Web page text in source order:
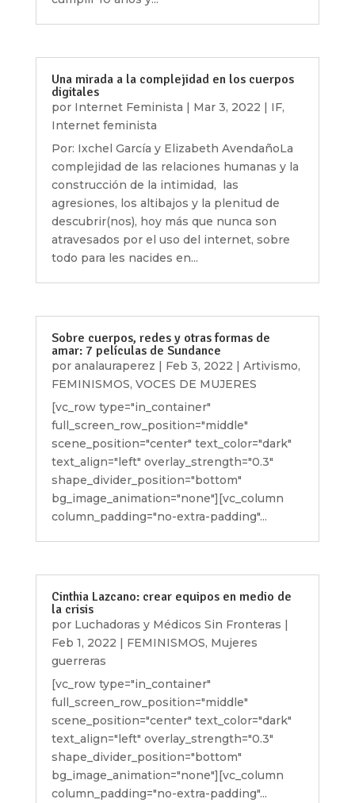
Una mirada a la complejidad en los cuerpos
digitales
por Internet Feminista | Mar 3, 2022 | IF,
Internet feminista
Por: Ixchel García y Elizabeth AvendañoLa
complejidad de las relaciones humanas y la
construcción de la intimidad, las
agresiones, los altibajos y la plenitud de
descubrir(nos), hoy más que nunca son
atravesados por el uso del internet, sobre
todo para les nacides en...
Sobre cuerpos, redes y otras formas de
amar: 7 películas de Sundance
por analauraperez | Feb 3, 2022 | Artivismo,
FEMINISMOS, VOCES DE MUJERES
[vc_row type="in_container"
full_screen_row_position="middle"
scene_position="center" text_color="dark"
text_align="left" overlay_strength="0.3"
shape_divider_position="bottom"
bg_image_animation="none"][vc_column
column_padding="no-extra-padding"...
Cinthia Lazcano: crear equipos en medio de
la crisis
por Luchadoras y Médicos Sin Fronteras
Feb 1, 2022
FEMINISMOS, Mujeres
guerreras
[vc_row type="in_container"
full_screen_row_position="middle"
scene_position="center" text_color="dark"
text_align="left" overlay_strength="0.3"
shape_divider_position="bottom"
bg_image_animation="none"][vc_column
column_padding="no-extra-padding"...